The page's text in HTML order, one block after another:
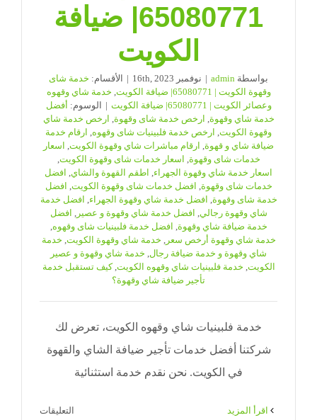
65080771| ضيافة
الكويت
بواسطة admin
| نوفمبر 16th, 2023 | الأقسام: خدمة شاى
وقهوة الكويت | 65080771| ضيافة الكويت
, خدمة شاي وقهوه
وعصائر الكويت | 65080771| ضيافة الكويت
| الوسوم: أفضل
خدمة شاي وقهوة, ارخص خدمة شاى وقهوة, ارخص خدمة شاي
وقهوة الكويت, ارخص خدمة فلبينيات شاى وقهوه, ارقام خدمة
ضيافة شاي و قهوة, ارقام مباشرات شاي وقهوة الكويت, اسعار
خدمات شاى وقهوة, اسعار خدمات شاى وقهوة الكويت,
اسعار خدمة شاي وقهوة الجهراء, اطقم القهوة والشاي, افضل
خدمات شاى وقهوة, افضل خدمات شاى وقهوة الكويت, افضل
خدمة شاى وقهوة, افضل خدمة شاي وقهوة الجهراء, افضل خدمة
شاي وقهوة رجالي, افضل خدمة شاي وقهوة و عصير, افضل
خدمة ضيافة شاي وقهوة, افضل خدمة فلبينيات شاى وقهوه,
خدمة شاي وقهوة أرخص سعر, خدمة شاي وقهوة الكويت, خدمة
شاي وقهوة و خدمة ضيافة رجال, خدمة شاي وقهوة و عصير
الكويت, خدمة فلبينيات شاي وقهوه الكويت,كيف تستقبل خدمة
تأجير ضيافة شاي وقهوة؟
خدمة فلبينيات شاي وقهوه الكويت، تعرض لك
شركتنا أفضل خدمات تأجير ضيافة الشاي والقهوة
في الكويت. نحن نقدم خدمة استثنائية
التعليقات